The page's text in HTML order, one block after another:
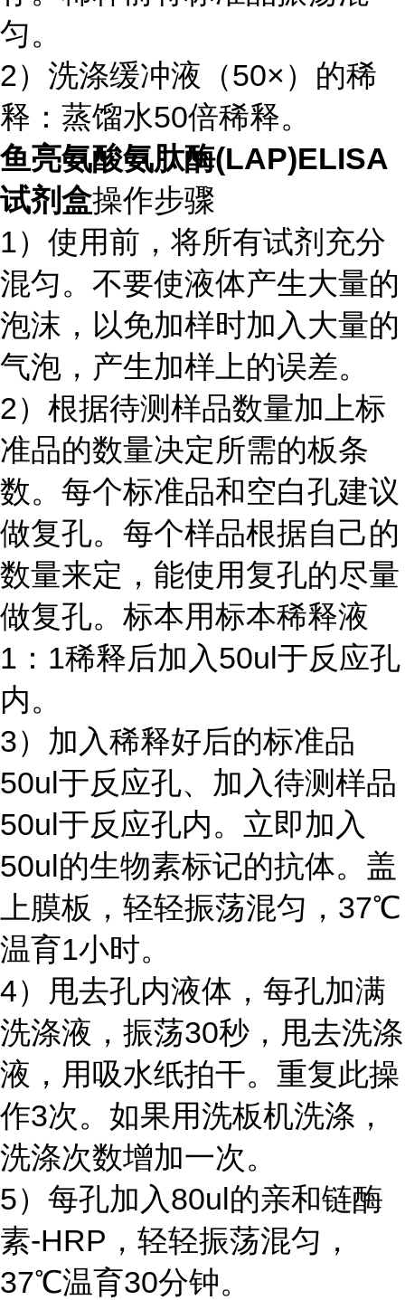
匀。
2）洗涤缓冲液（50×）的稀
释：蒸馏水50倍稀释。
鱼亮氨酸氨肽酶(LAP)ELISA
试剂盒操作步骤
1）使用前，将所有试剂充分
混匀。不要使液体产生大量的
泡沫，以免加样时加入大量的
气泡，产生加样上的误差。
2）根据待测样品数量加上标
准品的数量决定所需的板条
数。每个标准品和空白孔建议
做复孔。每个样品根据自己的
数量来定，能使用复孔的尽量
做复孔。标本用标本稀释液
1：1稀释后加入50ul于反应孔
内。
3）加入稀释好后的标准品
50ul于反应孔、加入待测样品
50ul于反应孔内。立即加入
50ul的生物素标记的抗体。盖
上膜板，轻轻振荡混匀，37℃
温育1小时。
4）甩去孔内液体，每孔加满
洗涤液，振荡30秒，甩去洗涤
液，用吸水纸拍干。重复此操
作3次。如果用洗板机洗涤，
洗涤次数增加一次。
5）每孔加入80ul的亲和链酶
素-HRP，轻轻振荡混匀，
37℃温育30分钟。